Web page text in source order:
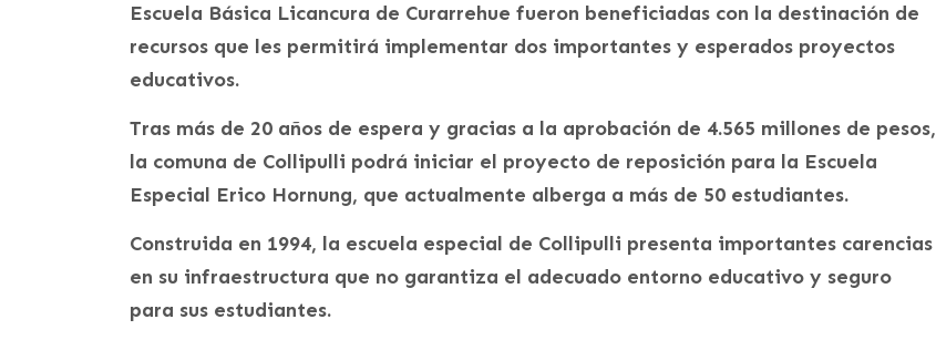
Escuela Básica Licancura de Curarrehue fueron beneficiadas con la destinación de
recursos que les permitirá implementar dos importantes y esperados proyectos
educativos.
Tras más de 20 años de espera y gracias a la aprobación de 4.565 millones de pesos,
la comuna de Collipulli podrá iniciar el proyecto de reposición para la Escuela
Especial Erico Hornung, que actualmente alberga a más de 50 estudiantes.
Construida en 1994, la escuela especial de Collipulli presenta importantes carencias
en su infraestructura que no garantiza el adecuado entorno educativo y seguro
para sus estudiantes.